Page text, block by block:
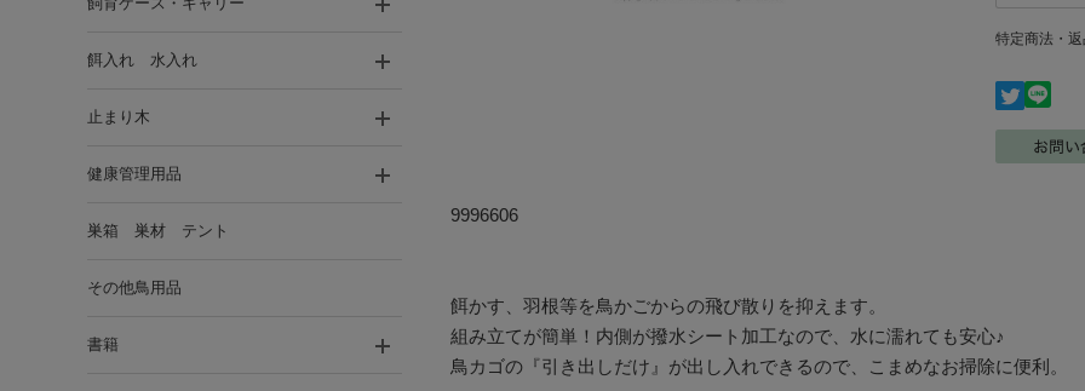
特定商法・
9996606
餌かす、羽根等を鳥かごからの飛び散りを抑えます。
組み立てが簡単！内側が撥水シート加工なので、水に濡れても安心♪
鳥カゴの『引き出しだけ』が出し入れできるので、こまめなお掃除に便利。
餌入れ 水入れ
止まり木
健康管理用品
巣箱 巣材 テント
その他鳥用品
書籍